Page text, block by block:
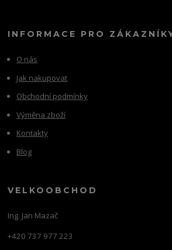
INFORMACE PRO
O nás
Jak nakupovat
Obchodní podmínky
Výměna zboží
Kontakty
Blog
VELKOOBCHOD
Ing. Jan Mazač
+420 737 977 223